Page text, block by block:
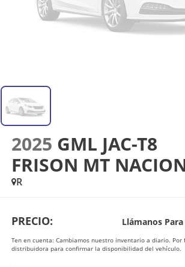
2025 GML JAC-T8
FRISON MT
R
PRECIO: Llámanos
Ten en cuenta: Cambiamos nuestro inventario a diario. Por
distribuidora para confirmar la disponibilidad del vehículo.